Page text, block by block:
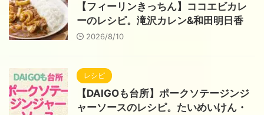
【フィーリンきっちん】ココエビカレ
ーのレシピ。滝沢カレン&和田明日香
2026/8/10
レシピ
【DAIGOも台所】ポークソテージンジ
ャーソースのレシピ。たいめいけん・